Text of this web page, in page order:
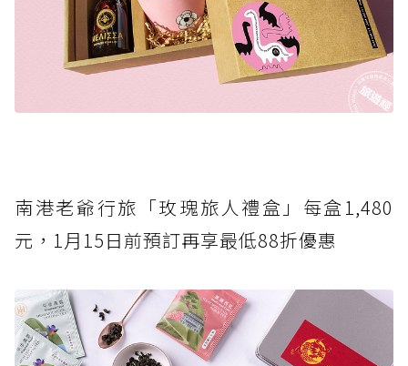
南港老爺行旅「玫瑰旅人禮盒」每盒1,480
元，1月15日前預訂再享最低88折優惠